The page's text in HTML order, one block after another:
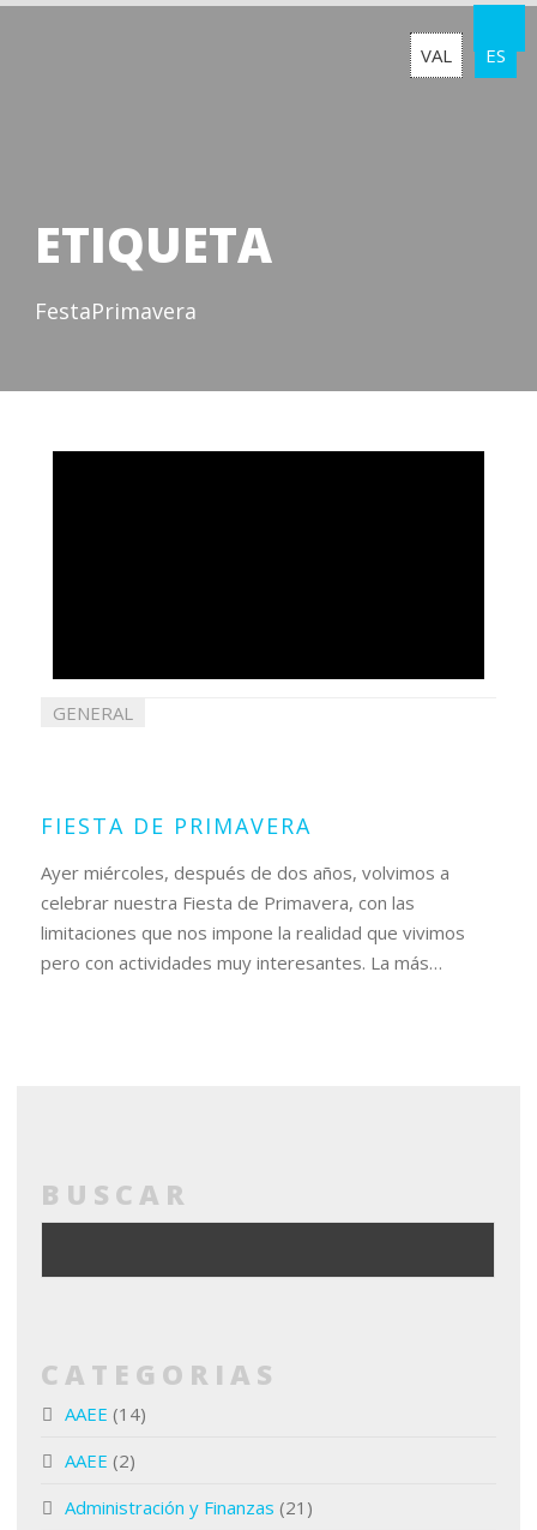
VAL ES
ETIQUETA
FestaPrimavera
GENERAL
FIESTA DE PRIMAVERA
Ayer miércoles, después de dos años, volvimos a
celebrar nuestra Fiesta de Primavera, con las
limitaciones que nos impone la realidad que vivimos
pero con actividades muy interesantes. La más…
BUSCAR
CATEGORIAS
AAEE (14)
AAEE (2)
Administración y Finanzas (21)